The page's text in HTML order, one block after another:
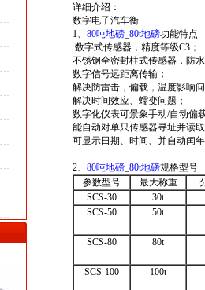
详细介绍：
数字电子汽车衡
1、 80吨地磅 80t地磅功能特点
数字式传感器 ，精度等级C3；
不锈钢全密封柱式传感器，防
数字信号远距离传输；
解决防雷击，偏载，温度影响
解决时间效应、蠕变问题；
数字化仪表可景象手动/自动偏
能自动对单只传感器寻址并读
可显示日期、时间、并自动闰
2、 80吨地磅 80t地磅规格型号
参数型号
最大称重
SCS-30
30t
SCS-50
50t
SCS-80 80t
SCS-100 100t